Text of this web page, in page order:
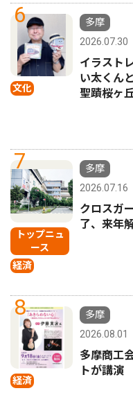
6
文化
多摩
2026.07.30
イラスト
い太くん
聖蹟桜ヶ
7
トップニュ
ース
経済
多摩
2026.07.16
クロスガ
了、来年
8
経済
多摩
2026.08.01
多摩商工
トが講演